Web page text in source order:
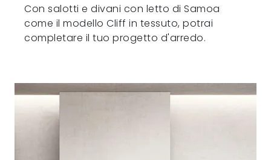
Con salotti e divani con letto di Samoa
come il modello Cliff in tessuto, potrai
completare il tuo progetto d'arredo.